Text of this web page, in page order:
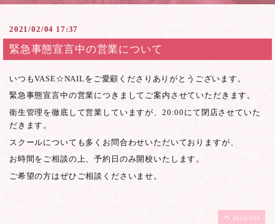
2021/02/04 17:37
緊急事態宣言中の営業について
いつもVASE☆NAILをご愛顧くださりありがとうございます。
緊急事態宣言中の営業につきましてご案内させていただきます。
衛生管理を徹底して営業していますが、20:00にて閉店させていた
だきます。
スクールについても多くお問合わせいただいておりますが、
お時間をご相談の上、予約日のみ開校いたします。
ご希望の方はぜひご相談くださいませ。
PAGE TOP